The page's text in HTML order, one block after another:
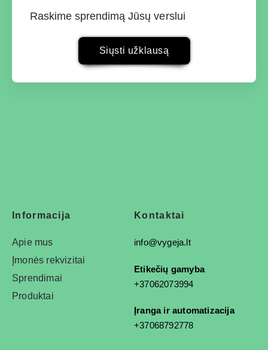
Raskime sprendimą Jūsų verslui
Siųsti užklausą
Informacija
Apie mus
Įmonės rekvizitai
Sprendimai
Produktai
Kontaktai
info@vygeja.lt
Etikečių gamyba
+37062073994
Įranga ir automatizacija
+37068792778